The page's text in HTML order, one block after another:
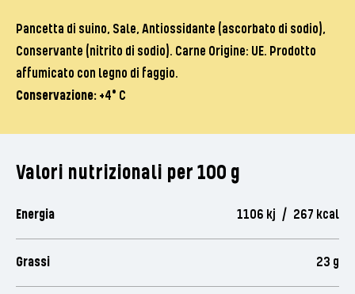
Valori nutrizionali per 100 g
Energia 1106 kj / 267 kcal
Grassi 23 g
Pancetta di suino, Sale, Antiossidante (ascorbato di sodio),
Conservante (nitrito di sodio). Carne Origine: UE. Prodotto
affumicato con legno di faggio.
Conservazione:+4° C